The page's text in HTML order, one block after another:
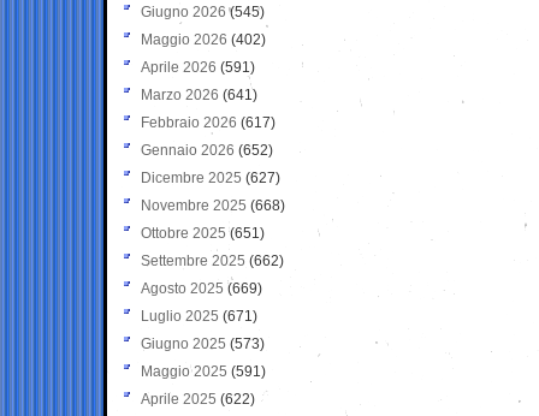
Giugno 2026 (545)
Maggio 2026 (402)
Aprile 2026 (591)
Marzo 2026 (641)
Febbraio 2026 (617)
Gennaio 2026 (652)
Dicembre 2025 (627)
Novembre 2025 (668)
Ottobre 2025 (651)
Settembre 2025 (662)
Agosto 2025 (669)
Luglio 2025 (671)
Giugno 2025 (573)
Maggio 2025 (591)
Aprile 2025 (622)